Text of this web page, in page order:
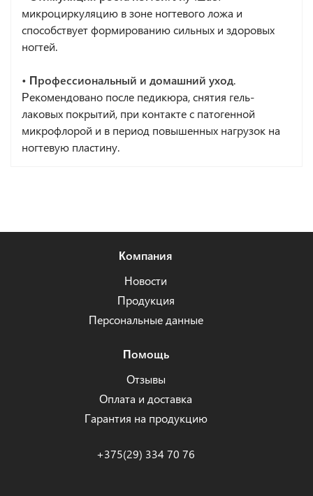
микроциркуляцию в зоне ногтевого ложа и
способствует формированию сильных и здоровых
ногтей.
• Профессиональный и домашний уход.
Рекомендовано после педикюра, снятия гель-
лаковых покрытий, при контакте с патогенной
микрофлорой и в период повышенных нагрузок на
ногтевую пластину.
Компания
Новости
Продукция
Персональные данные
Помощь
Отзывы
Оплата и доставка
Гарантия на продукцию
+375(29) 334 70 76